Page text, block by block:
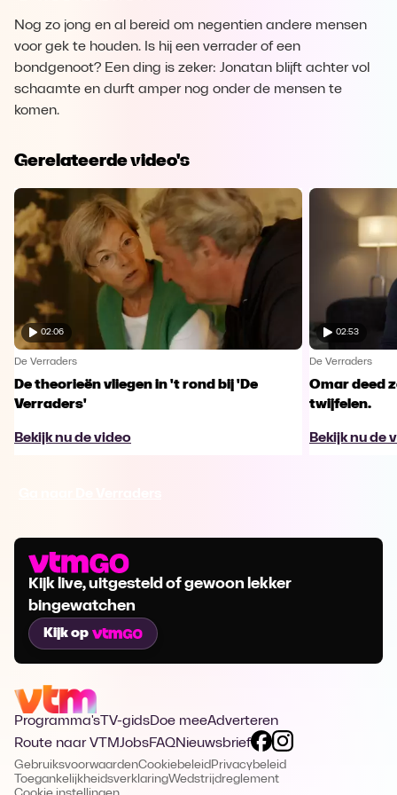
Nog zo jong en al bereid om negentien andere mensen
voor gek te houden. Is hij een verrader of een
bondgenoot? Een ding is zeker: Jonatan blijft achter vol
schaamte en durft amper nog onder de mensen te
komen.
Gerelateerde video's
02:06
De Verraders
De theorieën vliegen in 't rond bij 'De
Verraders'
Bekijk nu de video
02:53
De Verraders
Omar deed
twijfelen.
Bekijk nu de
Kijk live, uitgesteld of gewoon lekker
bingewatchen
Kijk op
Programma's TV-gidsDoe meeAdverteren
Route naar VTMJobsFAQNieuwsbrief
GebruiksvoorwaardenCookiebeleid Privacybeleid
ToegankelijkheidsverklaringWedstrijdreglement